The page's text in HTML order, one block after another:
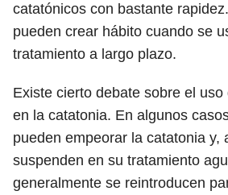
catatónicos con bastante
pueden crear hábito cuando se
tratamiento a largo plazo.
Existe cierto debate sobre el
en la catatonia. En algunos
pueden empeorar la catatonia y,
suspenden en su tratamiento
generalmente se reintroducen